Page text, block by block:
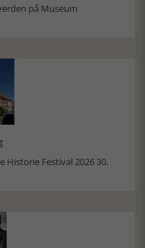
på Museum
Historie Festival 2026 30.